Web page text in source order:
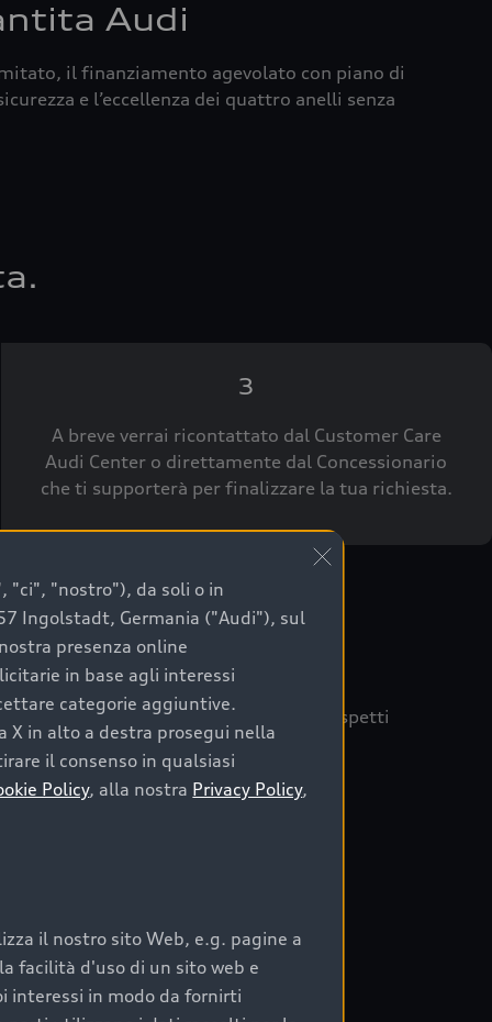
Audi
il finanziamento agevolato con piano di
e l’eccellenza dei quattro anelli senza
3
A breve verrai ricontattato dal Customer Care
Audi Center o direttamente dal Concessionario
che ti supporterà per finalizzare la tua richiesta.
sicuro, è essenziale considerare aspetti
Prima Scelta :plus
nel tempo;
"ci", "nostro"), da soli o in
Ingolstadt, Germania ("Audi"), sul
presenza online
in base agli interessi
categorie aggiuntive.
in alto a destra prosegui nella
il consenso in qualsiasi
Policy, alla nostra Privacy Policy,
il nostro sito Web, e.g. pagine a
facilità d'uso di un sito web e
interessi in modo da fornirti